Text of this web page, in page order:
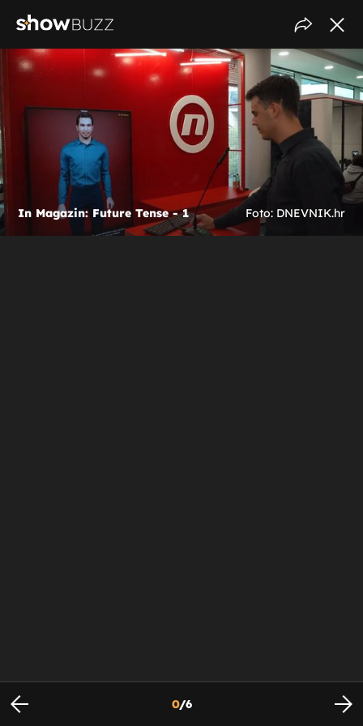
In Magazin: Future Tense - 1 Foto: DNEVNIK.hr
0/6